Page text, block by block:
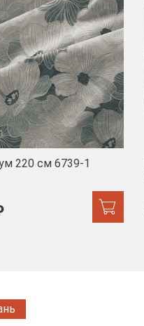
220 см 6739-1